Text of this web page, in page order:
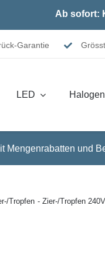
Ab sofort:
Garantie
LED Halogen
Mengenrabatten und
Tropfen Zier-/Tropfen